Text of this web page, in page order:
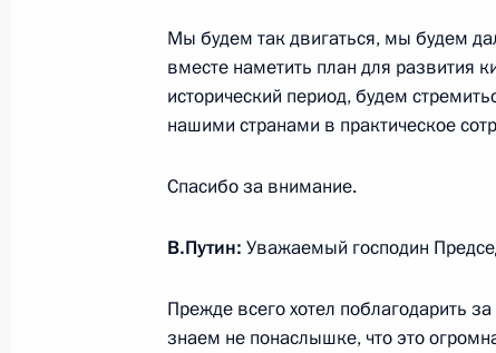
Встреча с членами
«Деловая Россия»
3 февраля 2022 года, 20:20 Москва,
переговоров
Мы будем так двигаться, мы будем
вместе наметить план для развития
исторический период, будем
нашими странами в практическое
Спасибо за внимание.
В.Путин: Уважаемый господин
Прежде всего хотел поблагодарить
знаем не понаслышке, что это